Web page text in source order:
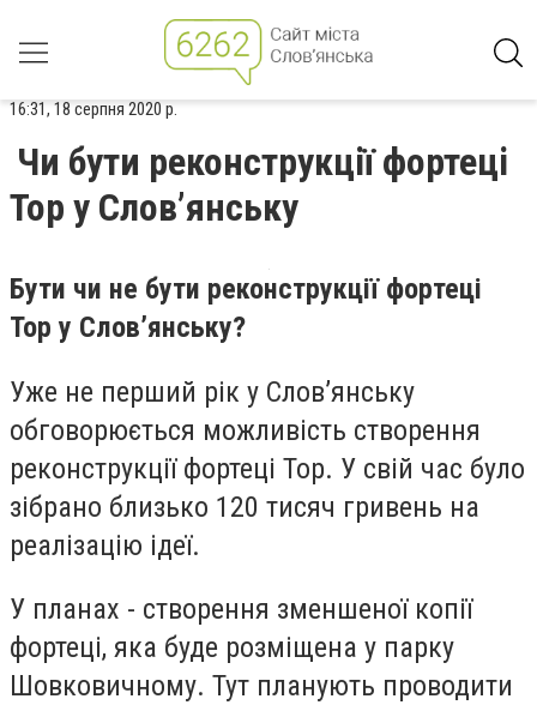
16:31, 18 серпня 2020 р.
Чи бути реконструкції фортеці
Тор у Слов’янську
Бути чи не бути реконструкції фортеці
Тор у Слов’янську?
Уже не перший рік у Слов’янську
обговорюється можливість створення
реконструкції фортеці Тор. У свій час було
зібрано близько 120 тисяч гривень на
реалізацію ідеї.
У планах - створення зменшеної копії
фортеці, яка буде розміщена у парку
Шовковичному. Тут планують проводити